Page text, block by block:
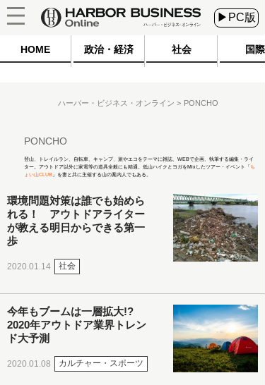
▶PC版
HOME 政治・経済 社会 国際
ハーバー・ビジネス・オンライン PONCHO
PONCHO
登山、トレイルラン、自転車、キャンプ、旅やエコをテーマに雑誌、WEBで企画、執筆する編集・ライ
ター。アウトドア以外に家電等の道具全般にも精通。低山ハイクとヨガをMixしたツアー・イベント「ち
ょい山CLUB 」を妻と共に主催する山の案内人でもある。
環境問題対策は誰でも始めら
れる！ アウトドアライター
が教える明日からできる第一
歩
2020.01.14 社会
今年もブームは一層拡大!?
2020年アウトドア業界トレン
ド大予測
2020.01.08 カルチャー・スポーツ